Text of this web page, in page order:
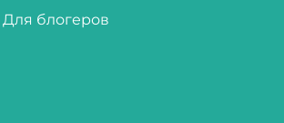
Для блогеров